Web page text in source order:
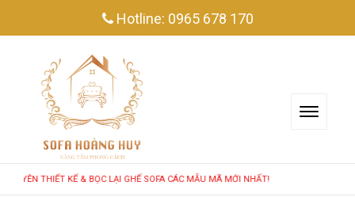
Hotline: 0965 678 170
THIẾT KẾ & BỌC LẠI GHẾ SOFA CÁC MẪU MÃ MỚI NHẤT!